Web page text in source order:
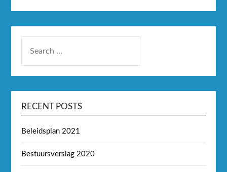
RECENT POSTS
Beleidsplan 2021
Bestuursverslag 2020